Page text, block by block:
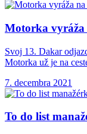
Motorka vyráža
Svoj 13. Dakar
Motorka už je na
7. decembra 2021
To do list